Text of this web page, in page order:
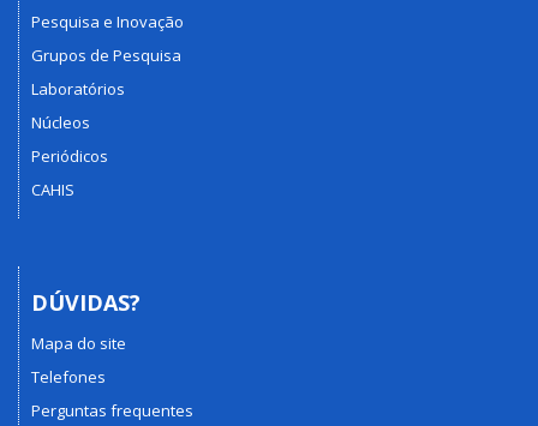
Pesquisa e Inovação
Grupos de Pesquisa
Laboratórios
Núcleos
Periódicos
CAHIS
DÚVIDAS?
Mapa do site
Telefones
Perguntas frequentes